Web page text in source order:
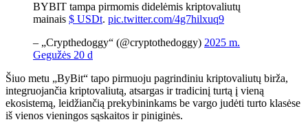
BYBIT tampa pirmomis didelėmis kriptovaliutų
mainais $ USDt. pic.twitter.com/4g7hilxuq9
– „Crypthedoggy“ (@cryptothedoggy) 2025 m.
Gegužės 20 d
Šiuo metu „ByBit“ tapo pirmuoju pagrindiniu kriptovaliutų birža,
integruojančia kriptovaliutą, atsargas ir tradicinį turtą į vieną
ekosistemą, leidžiančią prekybininkams be vargo judėti turto klasėse
iš vienos vieningos sąskaitos ir piniginės.